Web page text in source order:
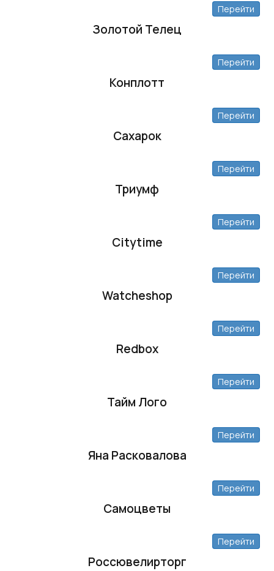
Золотой Телец
Перейти
Конплотт
Перейти
Сахарок
Перейти
Триумф
Перейти
Citytime
Перейти
Watcheshop
Перейти
Redbox
Перейти
Тайм Лого
Перейти
Яна Расковалова
Перейти
Самоцветы
Перейти
Россювелирторг
Перейти